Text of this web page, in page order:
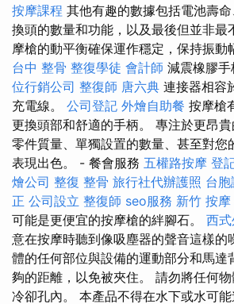
按摩課程 其他有趣的數據包括電池壽
換頭的數量和功能，以及最後但並非最
摩槍的動平衡確保運作穩定，保持振動
台中 整骨 整復學徒 會計師 減震橡膠
位行銷公司 整復師 唐六典 連接器相容
充電線。 公司登記 外燴自助餐 按摩槍
更換頭部和舒適的手柄。 專注於更昂
零件質量、單獨設置的數量、甚至對您
表現出色。 - 餐會服務 五權路按摩 登
燴公司 整復 整骨 旅行社代辦護照 台
正 公司設立 整復師 seo服務 新竹 按摩
可能是更便宜的按摩槍的絆腳石。 西
意在按摩時聽到像吸塵器的聲音這樣的
體的任何部位與設備的運動部分和馬達
夠的距離，以免被夾住。 請勿將任何
冷卻孔內。 本產品不得在水下或水可